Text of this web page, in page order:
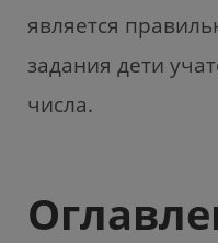
k
является
задания дети
числа.